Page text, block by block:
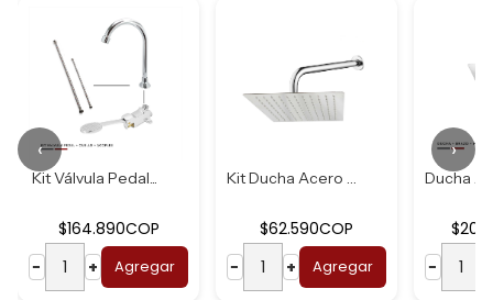
Kit Válvula Pedal...
$164.890COP
−
+ Agregar
Kit Ducha Acero U...
$62.590COP
−
+ Agregar
−
‹ ›